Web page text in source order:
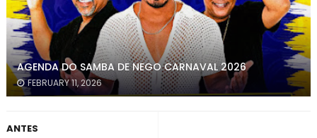
AGENDA DO SAMBA DE NEGO CARNAVAL 2026
FEBRUARY 11, 2026
ANTES